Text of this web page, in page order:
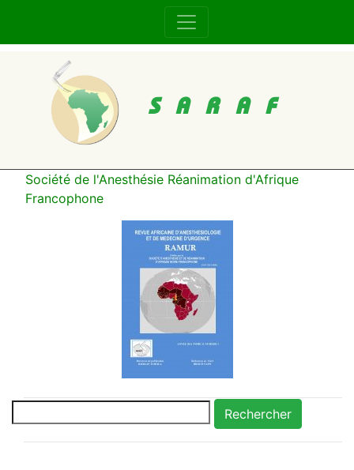
SARAF
Société de l'Anesthésie Réanimation d'Afrique
Francophone
Rechercher